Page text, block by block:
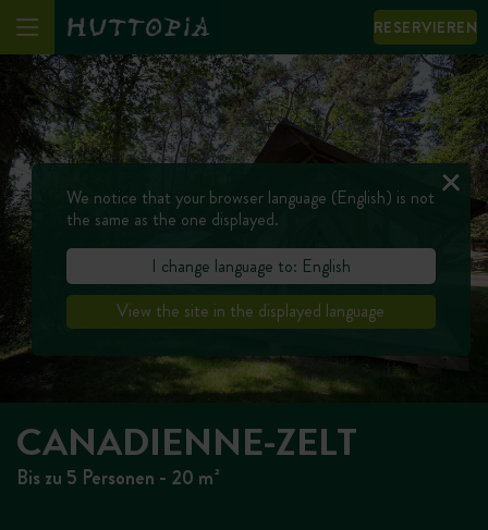
RESERVIEREN
CANADIENNE-ZELT
Bis zu 5 Personen - 20 m²
We notice that your browser language (English) is not
the same as the one displayed.
I change language to: English
View the site in the displayed language